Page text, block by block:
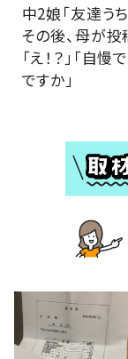
中2娘「友達う
その後、母が
「え！？」「自
ですか」